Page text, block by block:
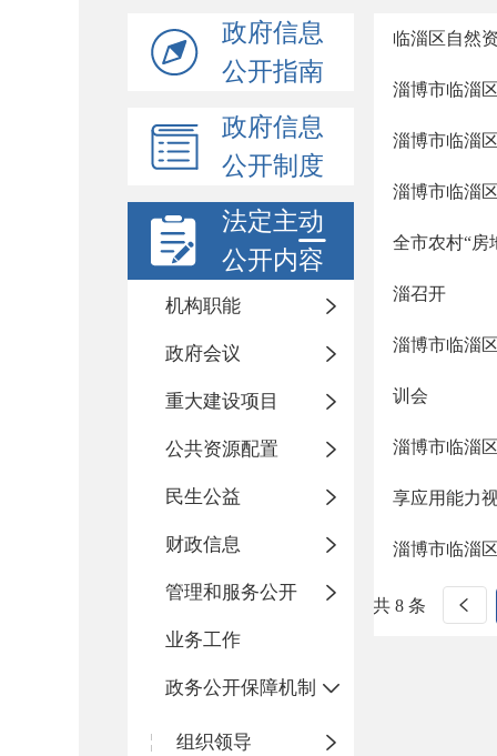
政府信息
公开指南
政府信息
公开制度
法定主动
公开内容
机构职能
政府会议
重大建设项目
公共资源配置
民生公益
财政信息
管理和服务公开
业务工作
政务公开保障机制
组织领导
临淄区自然
淄博市临淄
淄博市临淄
淄博市临淄
全市农村“房
淄召开
淄博市临淄
训会
淄博市临淄
享应用能力
淄博市临淄
共 8 条